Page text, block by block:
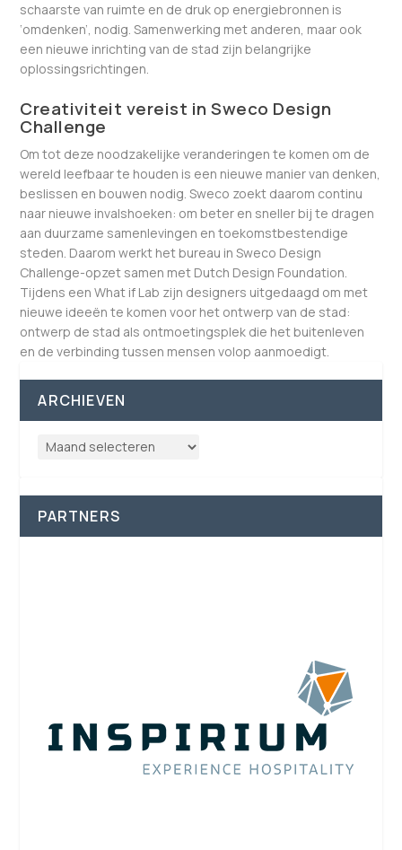
schaarste van ruimte en de druk op energiebronnen is
‘omdenken’, nodig. Samenwerking met anderen, maar ook
een nieuwe inrichting van de stad zijn belangrijke
oplossingsrichtingen.
Creativiteit vereist in Sweco Design
Challenge
Om tot deze noodzakelijke veranderingen te komen om de
wereld leefbaar te houden is een nieuwe manier van denken,
beslissen en bouwen nodig. Sweco zoekt daarom continu
naar nieuwe invalshoeken: om beter en sneller bij te dragen
aan duurzame samenlevingen en toekomstbestendige
steden. Daarom werkt het bureau in Sweco Design
Challenge-opzet samen met Dutch Design Foundation.
Tijdens een What if Lab zijn designers uitgedaagd om met
nieuwe ideeën te komen voor het ontwerp van de stad:
ontwerp de stad als ontmoetingsplek die het buitenleven
en de verbinding tussen mensen volop aanmoedigt.
ARCHIEVEN
PARTNERS